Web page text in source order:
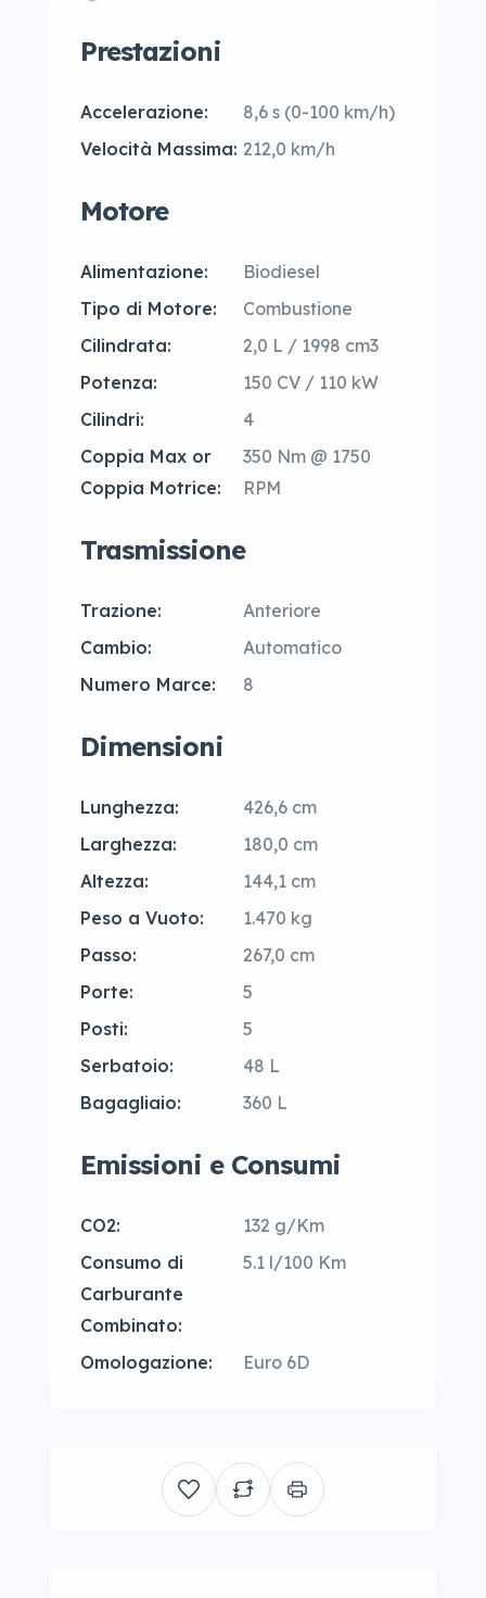
Prestazioni
Accelerazione:
8,6 s (0-100 km/h)
Velocità Massima: 212,0 km/h
Motore
Alimentazione:
Biodiesel
Tipo di Motore:
Combustione
Cilindrata:
2,0 L / 1998 cm3
Potenza:
150 CV / 110 kW
Cilindri:
4
Coppia Max or
Coppia Motrice:
350 Nm @ 1750
RPM
Trasmissione
Trazione:
Anteriore
Cambio:
Automatico
Numero Marce:
8
Dimensioni
Lunghezza:
426,6 cm
Larghezza:
180,0 cm
Altezza:
144,1 cm
Peso a Vuoto:
1.470 kg
Passo:
267,0 cm
Porte:
5
Posti:
5
Serbatoio:
48 L
Bagagliaio:
360 L
Emissioni e Consumi
CO2:
132 g/Km
Consumo di
Carburante
Combinato:
5.1 l/100 Km
Omologazione: Euro 6D